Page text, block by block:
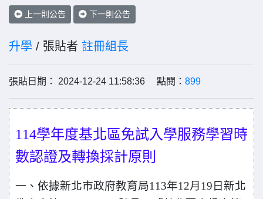
上一則公告 下一則公告
升學 / 張貼者 註冊組長
張貼日期： 2024-12-24 11:58:36 點閱： 899
114學年度基北區免試入學服務學習時
數認證及轉換採計原則
一、依據新北市政府教育局113年12月19日新北